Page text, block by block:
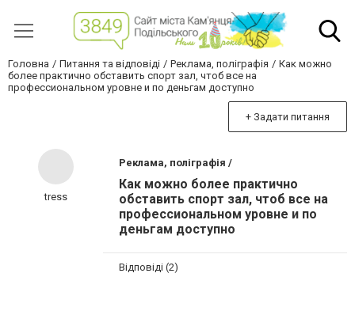
Головна Питання та відповіді Реклама, поліграфія
Как можно
более практично обставить спорт зал, чтоб все на
профессиональном уровне и по деньгам доступно
+ Задати питання
tress
Реклама, поліграфія /
Как можно более практично
обставить спорт зал, чтоб все на
профессиональном уровне и по
деньгам доступно
Відповіді (2)